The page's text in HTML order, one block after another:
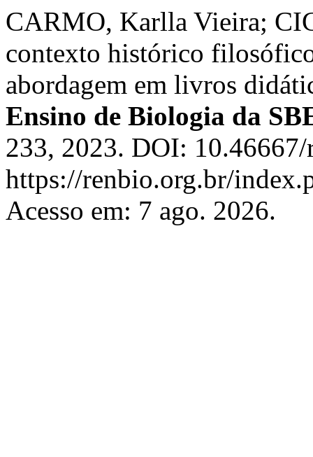
CARMO, Karlla Vieira;
contexto histórico
abordagem em livros
Ensino de Biologia da
233, 2023. DOI:
https://renbio.org.br/
Acesso em: 7 ago. 2026.